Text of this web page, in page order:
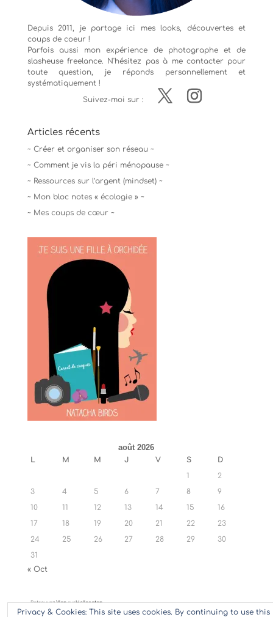
Depuis 2011, je partage ici mes looks, découvertes et
coups de coeur !
Parfois aussi mon expérience de photographeet de
slasheuse freelance. N'hésitez pas à me contacter pour
toute question, je réponds personnellement et
systématiquement !
Suivez-moi sur :
Articles récents
~ Créer et organiser son réseau ~
~ Comment je vis la péri ménopause ~
~ Ressources sur l’argent (mindset) ~
~ Mon bloc notes « écologie » ~
~ Mes coups de cœur ~
août 2026
L M M J V S
D
1
2
3
4 5 6 7 8
9
10
11 12 13 14 15
16
17
18 19 20 21 22
23
24
25 26 27 28 29
30
31
« Oct
RetrouvezYlansurHellocoton
Privacy & Cookies: This site uses cookies. By continuing to use this